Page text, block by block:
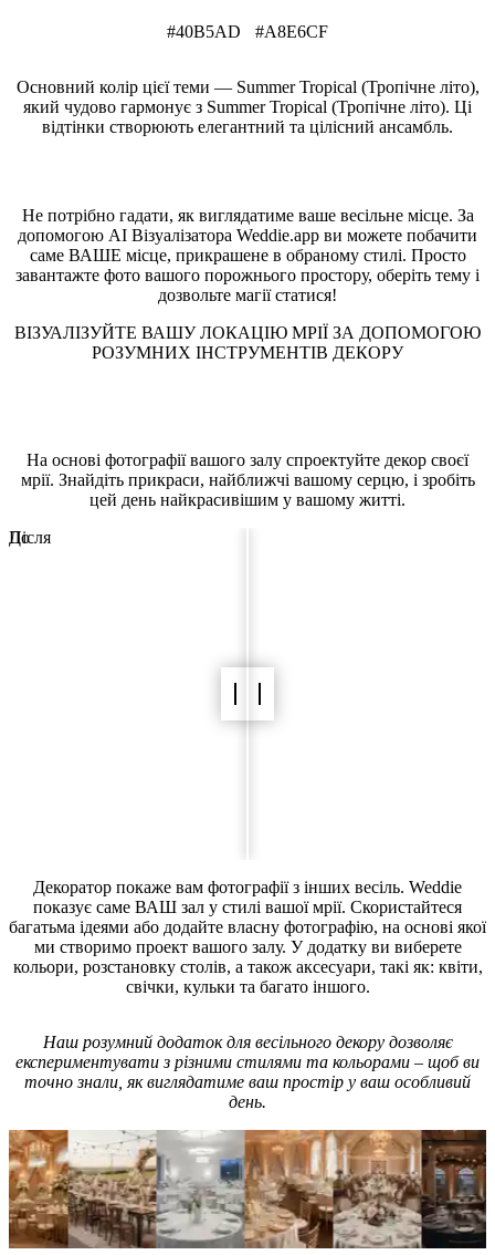
#40B5AD #A8E6CF
Основний колір цієї теми — Summer Tropical (Тропічне літо),
який чудово гармонує з Summer Tropical (Тропічне літо). Ці
відтінки створюють елегантний та цілісний ансамбль.
Не потрібно гадати, як виглядатиме ваше весільне місце. За
допомогою AI Візуалізатора Weddie.app ви можете побачити
саме ВАШЕ місце, прикрашене в обраному стилі. Просто
завантажте фото вашого порожнього простору, оберіть тему і
дозвольте магії статися!
ВІЗУАЛІЗУЙТЕ ВАШУ ЛОКАЦІЮ МРІЇ ЗА ДОПОМОГОЮ
РОЗУМНИХ ІНСТРУМЕНТІВ ДЕКОРУ
На основі фотографії вашого залу спроектуйте декор своєї
мрії. Знайдіть прикраси, найближчі вашому серцю, і зробіть
цей день найкрасивішим у вашому житті.
До
Після
Декоратор покаже вам фотографії з інших весіль. Weddie
показує саме ВАШ зал у стилі вашої мрії. Скористайтеся
багатьма ідеями або додайте власну фотографію, на основі якої
ми створимо проект вашого залу. У додатку ви виберете
кольори, розстановку столів, а також аксесуари, такі як: квіти,
свічки, кульки та багато іншого.
Наш розумний додаток для весільного декору дозволяє
експериментувати з різними стилями та кольорами – щоб ви
точно знали, як виглядатиме ваш простір у ваш особливий
день.